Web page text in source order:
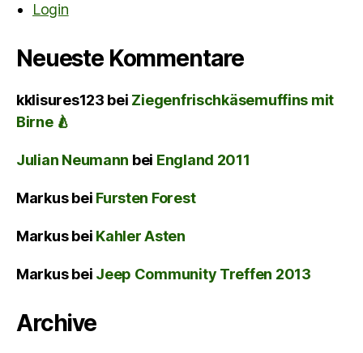
Login
Neueste Kommentare
kklisures123 bei Ziegenfrischkäsemuffins mit
Birne 🍐
Julian Neumann bei England 2011
Markusbei Fursten Forest
Markusbei Kahler Asten
Markusbei Jeep Community Treffen 2013
Archive